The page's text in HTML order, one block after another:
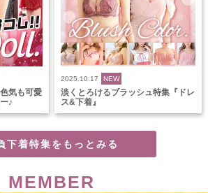
気も可愛
♪
2025.10.17 NEW
淡くとろけるブラッシュ特集『ドレ
ス&下着』
下着特集をもっとみる
MEMBER